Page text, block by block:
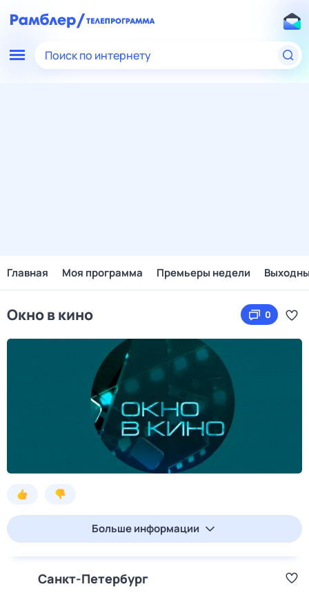
Поиск по интернету
Главная Моя программа Премьеры недели
Окно в кино 0
Больше информации
Санкт-Петербург